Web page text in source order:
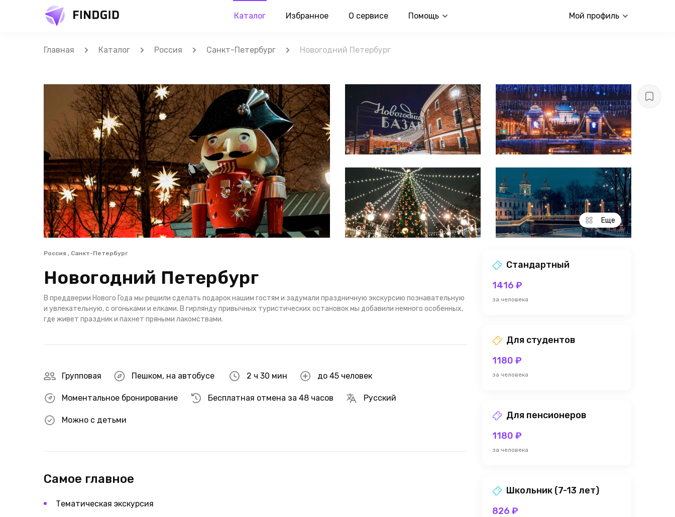
Каталог Избранное О сервисе Помощь Мой профиль
Главная Каталог Россия Санкт-Петербург Новогодний Петербург
Еще
Россия , Санкт-Петербург
Новогодний Петербург
В преддверии Нового Года мы решили сделать подарок нашим гостям и задумали праздничную экскурсию познавательную
и увлекательную, с огоньками и елками. В гирлянду привычных туристических остановок мы добавили немного особенных,
где живет праздник и пахнет пряными лакомствами.
Групповая Пешком, на автобусе 2 ч 30 мин до 45 человек
Моментальное бронирование Бесплатная отмена за 48 часов Русский
Можно с детьми
Самое главное
Тематическая экскурсия
Стандартный
1416 ₽
за человека
Для студентов
1180 ₽
за человека
Для пенсионеров
1180 ₽
за человека
Школьник (7-13 лет)
826 ₽